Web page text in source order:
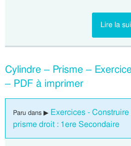
Lire la
Cylindre – Prisme –
– PDF à imprimer
Paru dans ▶ Exercices -
prisme droit : 1ere Secondaire